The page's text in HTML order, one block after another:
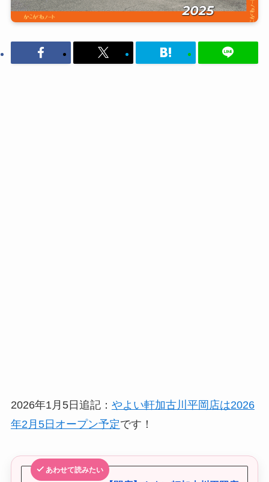
2026年1月5日追記： やよい軒加古川平岡店は2026
年2月5日オープン予定です！
あわせて読みたい